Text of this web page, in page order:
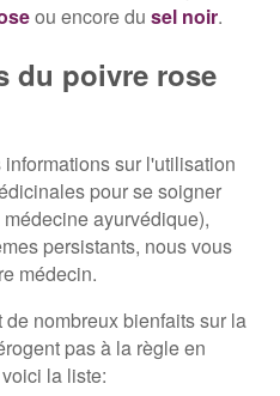
ou encore du sel noir.
du poivre rose
sur l'utilisation
pour se soigner
ayurvédique),
persistants, nous vous
médecin.
nombreux bienfaits sur la
pas à la règle en
la liste: